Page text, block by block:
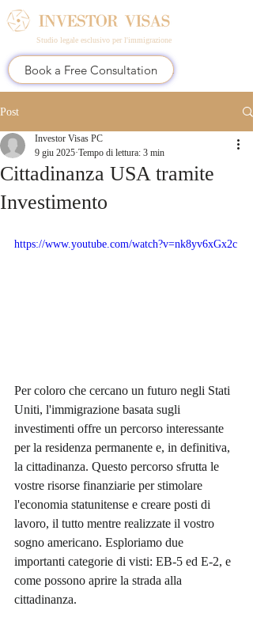
Studio legale esclusivo per l'immigrazione
Book a Free Consultation
Post
Cittadinanza USA tramite
Investimento
Investor Visas PC
9 giu 2025 Tempo di lettura: 3 min
https://www.youtube.com/watch?v=nk8yv6xGx2c
Per coloro che cercano un futuro negli Stati
Uniti, l'immigrazione basata sugli
investimenti offre un percorso interessante
per la residenza permanente e, in definitiva,
la cittadinanza. Questo percorso sfrutta le
vostre risorse finanziarie per stimolare
l'economia statunitense e creare posti di
lavoro, il tutto mentre realizzate il vostro
sogno americano. Esploriamo due
importanti categorie di visti: EB-5 ed E-2, e
come possono aprire la strada alla
cittadinanza.